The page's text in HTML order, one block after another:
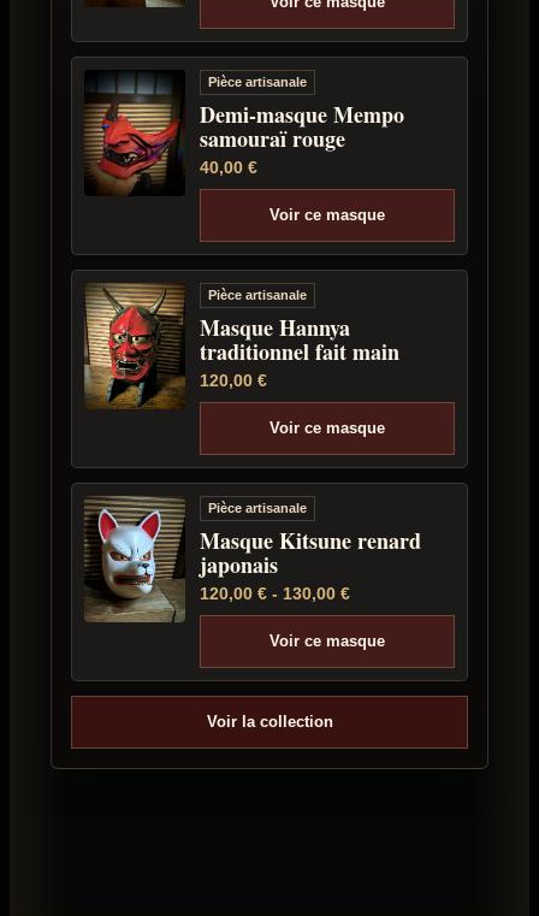
Pièce artisanale
Demi-masque Mempo
samouraï rouge
40,00 €
Voir ce masque
Pièce artisanale
Masque Hannya
traditionnel fait main
120,00 €
Voir ce masque
Pièce artisanale
Masque Kitsune renard
japonais
120,00 € - 130,00 €
Voir ce masque
Voir la collection